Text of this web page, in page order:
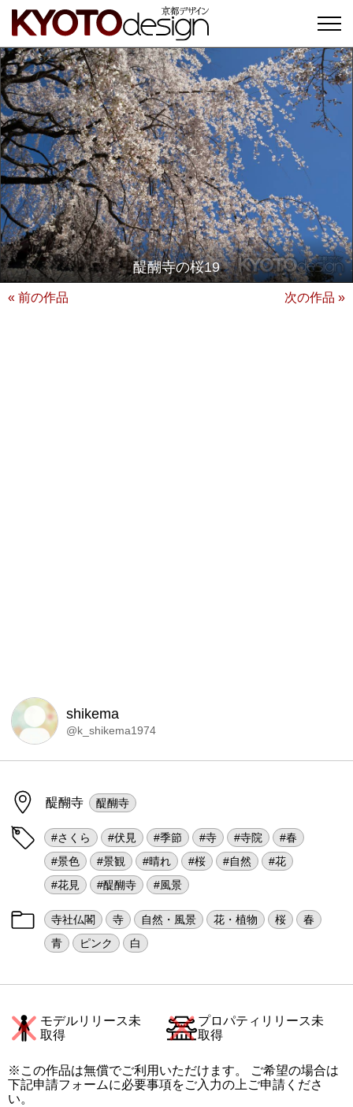
醍醐寺の桜19
« 前の作品 次の作品 »
shikema
@k_shikema1974
醍醐寺 醍醐寺
#さくら #伏見 #季節 #寺 #寺院
#春
#景色
#景観 #晴れ #桜 #自然
#花
#花見
#醍醐寺 #風景
寺社仏閣 寺 自然・風景 花・植物 桜
春
青
ピンク 白
モデルリリース未
取得
プロパティリリース未
取得
※この作品は無償でご利用いただけます。 ご希望の場合は
下記申請フォームに必要事項をご入力の上ご申請くださ
い。